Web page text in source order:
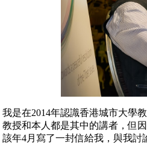
我是在2014年認識香港城市大學
教授和本人都是其中的講者，但
該年4月寫了一封信給我，與我